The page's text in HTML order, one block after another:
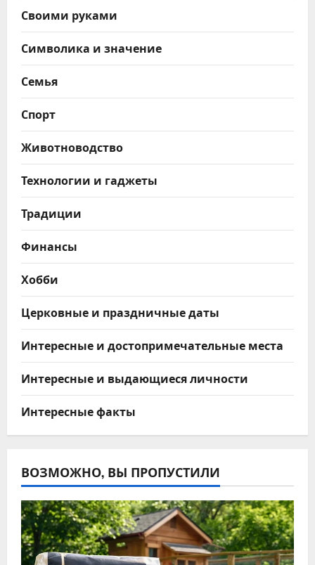
Своими руками
Символика и значение
Семья
Спорт
Животноводство
Технологии и гаджеты
Традиции
Финансы
Хобби
Церковные и праздничные даты
Интересные и достопримечательные места
Интересные и выдающиеся личности
Интересные факты
ВОЗМОЖНО, ВЫ ПРОПУСТИЛИ